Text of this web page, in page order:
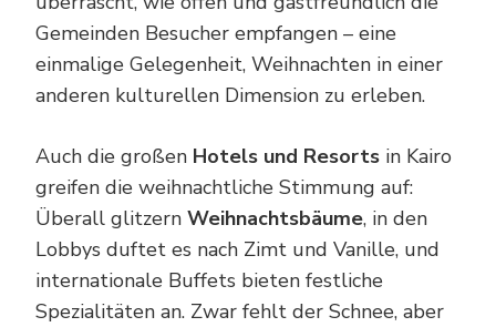
Gemeinden Besucher empfangen – eine
einmalige Gelegenheit, Weihnachten in einer
anderen kulturellen Dimension zu erleben.
Auch die großen Hotels und Resorts in Kairo
greifen die weihnachtliche Stimmung auf:
Überall glitzern Weihnachtsbäume, in den
Lobbys duftet es nach Zimt und Vanille, und
internationale Buffets bieten festliche
Spezialitäten an. Zwar fehlt der Schnee, aber